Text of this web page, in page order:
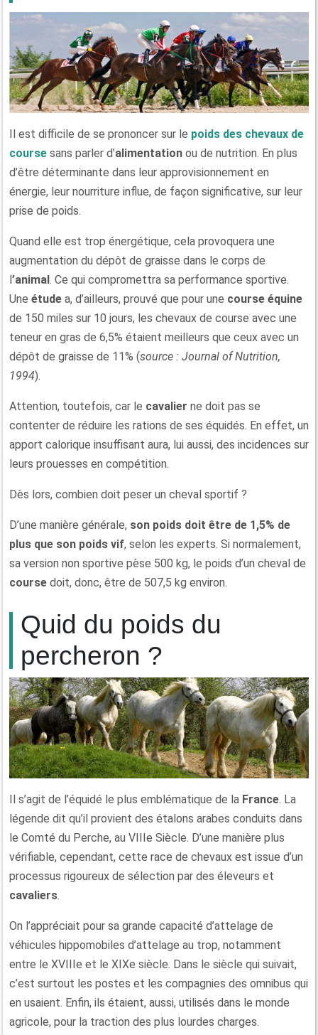
Il est difficile de se prononcer sur le poids des chevaux de
course sans parler d’alimentation ou de nutrition. En plus
d’être déterminante dans leur approvisionnement en
énergie, leur nourriture influe, de façon significative, sur leur
prise de poids.
Quand elle est trop énergétique, cela provoquera une
augmentation du dépôt de graisse dans le corps de
l’animal. Ce qui compromettra sa performance sportive.
Une étude a, d’ailleurs, prouvé que pour une course équine
de 150 miles sur 10 jours, les chevaux de course avec une
teneur en gras de 6,5% étaient meilleurs que ceux avec un
dépôt de graisse de 11% (source : Journal of Nutrition,
1994).
Attention, toutefois, car le cavalier ne doit pas se
contenter de réduire les rations de ses équidés. En effet, un
apport calorique insuffisant aura, lui aussi, des incidences sur
leurs prouesses en compétition.
Dès lors, combien doit peser un cheval sportif ?
D’une manière générale, son poids doit être de 1,5% de
plus que son poids vif, selon les experts. Si normalement,
sa version non sportive pèse 500 kg, le poids d’un cheval de
course doit, donc, être de 507,5 kg environ.
Quid du poids du
percheron ?
Il s’agit de l’équidé le plus emblématique de la France. La
légende dit qu’il provient des étalons arabes conduits dans
le Comté du Perche, au VIIIe Siècle. D’une manière plus
vérifiable, cependant, cette race de chevaux est issue d’un
processus rigoureux de sélection par des éleveurs et
cavaliers.
On l’appréciait pour sa grande capacité d’attelage de
véhicules hippomobiles d’attelage au trop, notamment
entre le XVIIIe et le XIXe siècle. Dans le siècle qui suivait,
c’est surtout les postes et les compagnies des omnibus qui
en usaient. Enfin, ils étaient, aussi, utilisés dans le monde
agricole, pour la traction des plus lourdes charges.